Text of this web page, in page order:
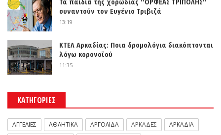
συναντούν τον Ευγένιο Τριβιζά
13:19
ΚΤΕΛ Αρκαδίας: Ποια δρομολόγια διακόπτονται
λόγω κορονοϊού
11:35
ΚΑΤΗΓΟΡΙΕΣ
ΑΓΓΕΛΙΕΣ ΑΘΛΗΤΙΚΑ ΑΡΓΟΛΙΔΑ ΑΡΚΑΔΕΣ
ΑΡΚΑΔΙΑ